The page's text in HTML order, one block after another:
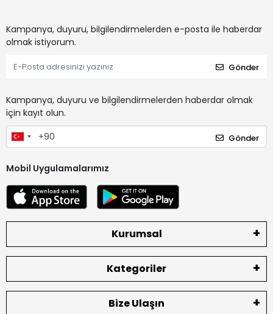
Kampanya, duyuru, bilgilendirmelerden e-posta ile haberdar
olmak istiyorum.
Gönder
Kampanya, duyuru ve bilgilendirmelerden haberdar olmak
için kayıt olun.
Gönder
Mobil Uygulamalarımız
Kurumsal
Kategoriler
Bize Ulaşın